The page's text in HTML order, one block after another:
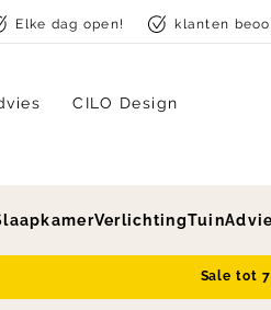
Elke dag open! klanten
CILO Design
VerlichtingTuin
Sale tot